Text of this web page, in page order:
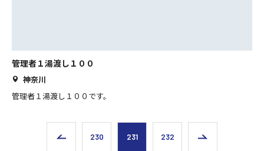
管理者１湯渡し１００
神奈川
管理者１湯渡し１００です。
230 231 232